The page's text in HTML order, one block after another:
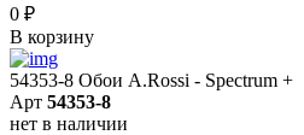
0 ₽
В корзину
54353-8 Обои A.Rossi - Spectrum +
Арт 54353-8
нет в наличии